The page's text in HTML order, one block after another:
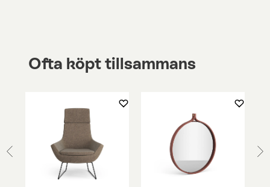
Ofta köpt tillsammans